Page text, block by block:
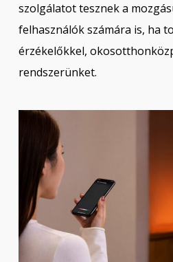
szolgálatot tesznek a
felhasználók számára is, ha
érzékelőkkel,
rendszerünket.